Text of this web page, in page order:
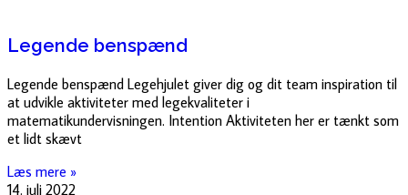
Legende benspænd
Legende benspænd Legehjulet giver dig og dit team inspiration til
at udvikle aktiviteter med legekvaliteter i
matematikundervisningen. Intention Aktiviteten her er tænkt som
et lidt skævt
Læs mere »
14. juli 2022